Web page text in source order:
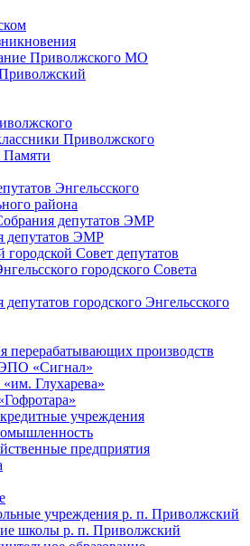
Приволжского МО
Приволжского
Памяти
Энгельсского
района
депутатов ЭМР
депутатов ЭМР
городской Совет депутатов
городского Совета
городского Энгельсского
перерабатывающих производств
«Сигнал»
Глухарева»
учреждения
предприятия
учреждения р. п. Приволжский
школы р. п. Приволжский